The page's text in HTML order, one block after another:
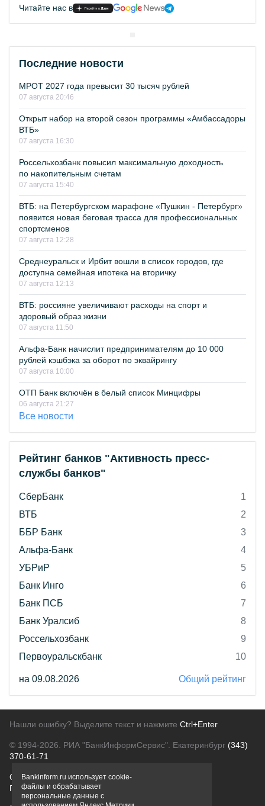
Читайте нас в
Последние новости
МРОТ 2027 года превысит 30 тысяч рублей
07 августа 20:46
Открыт набор на второй сезон программы «Амбассадоры
ВТБ»
07 августа 16:30
Россельхозбанк повысил максимальную доходность
по накопительным счетам
07 августа 15:40
ВТБ: на Петербургском марафоне «Пушкин - Петербург»
появится новая беговая трасса для профессиональных
спортсменов
07 августа 12:28
Среднеуральск и Ирбит вошли в список городов, где
доступна семейная ипотека на вторичку
07 августа 12:13
ВТБ: россияне увеличивают расходы на спорт и
здоровый образ жизни
07 августа 11:50
Альфа-Банк начислит предпринимателям до 10 000
рублей кэшбэка за оборот по эквайрингу
07 августа 10:00
ОТП Банк включён в белый список Минцифры
06 августа 21:27
Все новости
Рейтинг банков "Активность пресс-
службы банков"
СберБанк
1
ВТБ
2
ББР Банк
3
Альфа-Банк
4
УБРиР
5
Банк Инго
6
Банк ПСБ
7
Банк Уралсиб
8
Россельхозбанк
9
Первоуральскбанк
10
на 09.08.2026 Общий рейтинг
Нашли ошибку? Выделите текст и нажмите Ctrl+Enter
© 1994-2026. РИА "БанкИнформСервис". Екатеринбург (343)
370-61-71
О проектеПолитика конфиденциальности
Правовая информацияДля рекламодателей
Bankinform.ru использует cookie-
файлы и обрабатывает
персональные данные с